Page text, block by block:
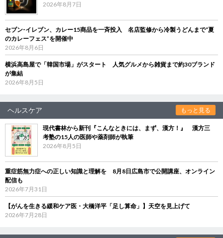
2026年8月7日
セブン‐イレブン、カレー15商品を一斉投入 名店監修から冷製うどんまで“夏
のカレーフェス”を開催中
2026年8月6日
横浜高島屋で「韓国市場」がスタート 人気グルメから雑貨まで約30ブランド
が集結
2026年8月5日
ヘルスケア もっと見る
現代書林から新刊『こんなときには、まず、漢方！』 漢方三
考塾の15人の医師や薬剤師が執筆
2026年8月5日
重症筋無力症への正しい知識と理解を 8月8日広島市で公開講座、オンライン
配信も
2026年7月31日
【がんを生きる緩和ケア医・大橋洋平「足し算命」】天空を見上げて
2026年7月28日